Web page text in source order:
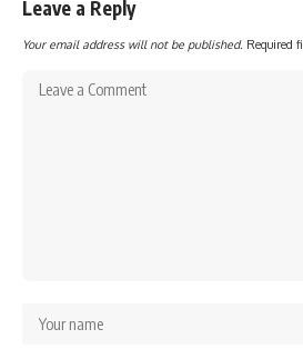
Leave a Reply
Your email address will not be published. Required